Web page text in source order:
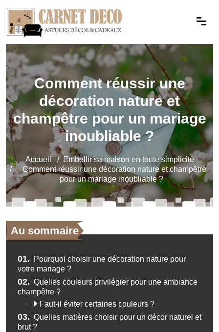
Comment réussir une
décoration nature et
champêtre pour un mariage
inoubliable ?
Accueil
Embellir sa maison en toute simplicité
Comment réussir une décoration nature et champêtre
pour un mariage inoubliable ?
Au sommaire
01.
Pourquoi choisir une décoration nature pour
votre mariage ?
02. Quelles couleurs privilégier pour une ambiance
champêtre ?
Faut-il éviter certaines couleurs ?
03. Quelles matières choisir pour un décor naturel et
brut ?